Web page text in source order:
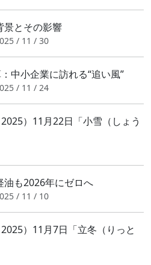
景とその影響
/ 11 / 30
中小企業に訪れる“追い風”
/ 11 / 24
）11月22日「小雪（しょう
油も2026年にゼロへ
/ 11 / 10
）11月7日「立冬（りっと